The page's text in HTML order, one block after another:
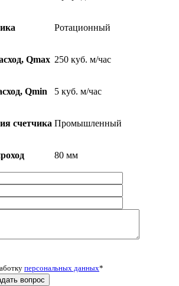
Ротационный
Qmax 250 куб. м/час
Qmin 5 куб. м/час
счетчика Промышленный
80 мм
персональных данных*